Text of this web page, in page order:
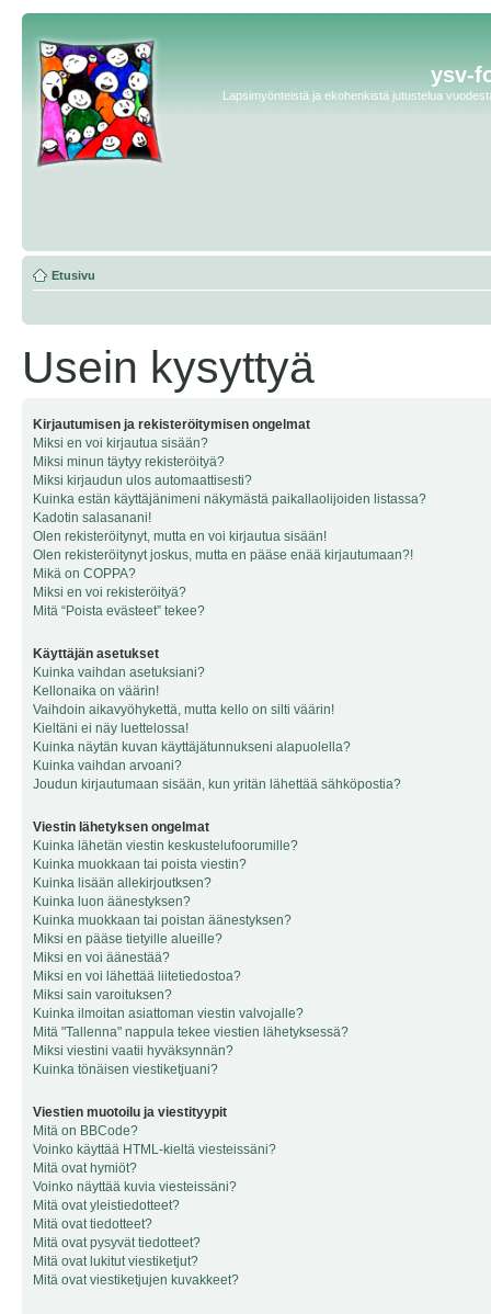
ysv-
Lapsimyönteistä ja ekohenkistä jutustelua
Etusivu
Usein kysyttyä
Kirjautumisen ja rekisteröitymisen ongelmat
Miksi en voi kirjautua sisään?
Miksi minun täytyy rekisteröityä?
Miksi kirjaudun ulos automaattisesti?
Kuinka estän käyttäjänimeni näkymästä paikallaolijoiden listassa?
Kadotin salasanani!
Olen rekisteröitynyt, mutta en voi kirjautua sisään!
Olen rekisteröitynyt joskus, mutta en pääse enää kirjautumaan?!
Mikä on COPPA?
Miksi en voi rekisteröityä?
Mitä “Poista evästeet” tekee?
Käyttäjän asetukset
Kuinka vaihdan asetuksiani?
Kellonaika on väärin!
Vaihdoin aikavyöhykettä, mutta kello on silti väärin!
Kieltäni ei näy luettelossa!
Kuinka näytän kuvan käyttäjätunnukseni alapuolella?
Kuinka vaihdan arvoani?
Joudun kirjautumaan sisään, kun yritän lähettää sähköpostia?
Viestin lähetyksen ongelmat
Kuinka lähetän viestin keskustelufoorumille?
Kuinka muokkaan tai poista viestin?
Kuinka lisään allekirjoutksen?
Kuinka luon äänestyksen?
Kuinka muokkaan tai poistan äänestyksen?
Miksi en pääse tietyille alueille?
Miksi en voi äänestää?
Miksi en voi lähettää liitetiedostoa?
Miksi sain varoituksen?
Kuinka ilmoitan asiattoman viestin valvojalle?
Mitä "Tallenna" nappula tekee viestien lähetyksessä?
Miksi viestini vaatii hyväksynnän?
Kuinka tönäisen viestiketjuani?
Viestien muotoilu ja viestityypit
Mitä on BBCode?
Voinko käyttää HTML-kieltä viesteissäni?
Mitä ovat hymiöt?
Voinko näyttää kuvia viesteissäni?
Mitä ovat yleistiedotteet?
Mitä ovat tiedotteet?
Mitä ovat pysyvät tiedotteet?
Mitä ovat lukitut viestiketjut?
Mitä ovat viestiketjujen kuvakkeet?